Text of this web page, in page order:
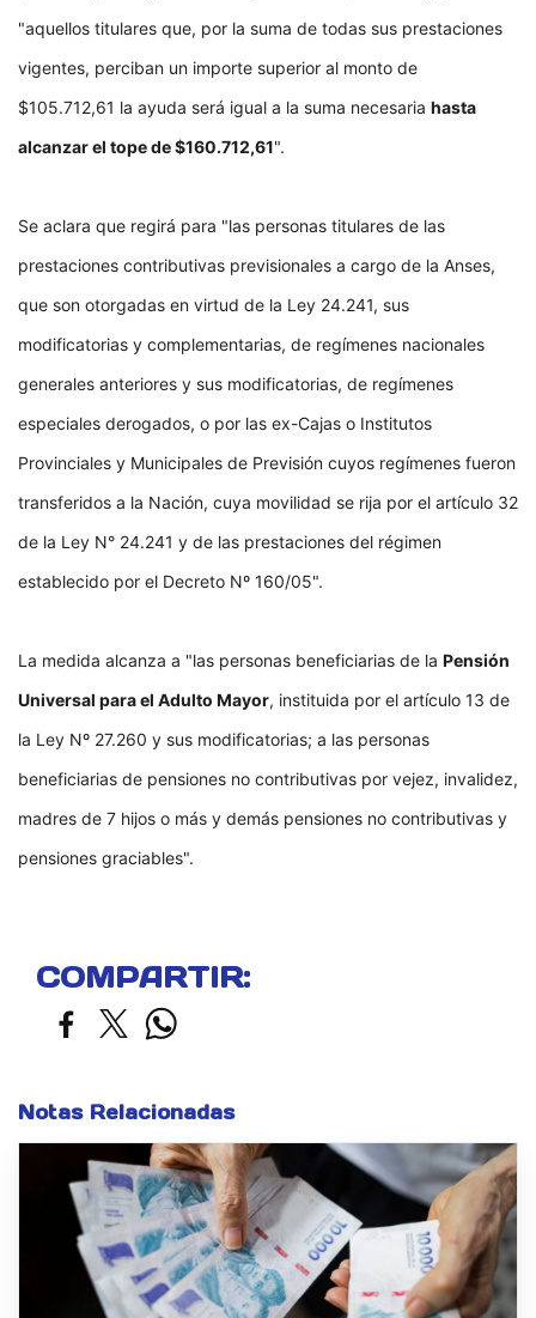
"aquellos titulares que, por la suma de todas sus prestaciones
vigentes, perciban un importe superior al monto de
$105.712,61 la ayuda será igual a la suma necesaria hasta
alcanzar el tope de $160.712,61".
Se aclara que regirá para "las personas titulares de las
prestaciones contributivas previsionales a cargo de la Anses,
que son otorgadas en virtud de la Ley 24.241, sus
modificatorias y complementarias, de regímenes nacionales
generales anteriores y sus modificatorias, de regímenes
especiales derogados, o por las ex-Cajas o Institutos
Provinciales y Municipales de Previsión cuyos regímenes fueron
transferidos a la Nación, cuya movilidad se rija por el artículo 32
de la Ley N° 24.241 y de las prestaciones del régimen
establecido por el Decreto Nº 160/05".
La medida alcanza a "las personas beneficiarias de la Pensión
Universal para el Adulto Mayor, instituida por el artículo 13 de
la Ley Nº 27.260 y sus modificatorias; a las personas
beneficiarias de pensiones no contributivas por vejez, invalidez,
madres de 7 hijos o más y demás pensiones no contributivas y
pensiones graciables".
COMPARTIR:
Notas Relacionadas